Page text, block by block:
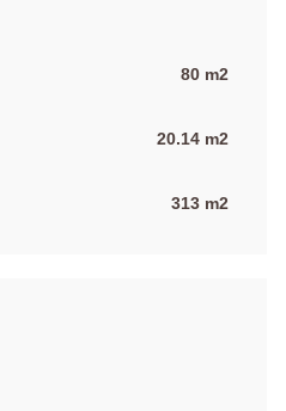
80 m2
20.14 m2
313 m2